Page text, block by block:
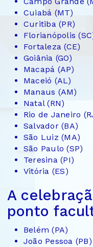
Cuiabá (MT)
Curitiba (PR)
Florianópolis
Fortaleza (CE)
Goiânia (GO)
Macapá (AP)
Maceió (AL)
Manaus (AM)
Natal (RN)
Rio de Janeiro
Salvador (BA)
São Luiz (MA)
São Paulo (SP)
Teresina (PI)
Vitória (ES)
A
ponto
Belém (PA)
João Pessoa (PB)